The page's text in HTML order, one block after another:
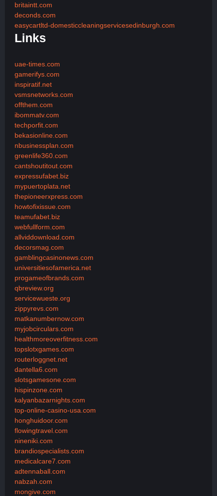
britaintt.com
deconds.com
easycartltd-domesticcleaningservicesedinburgh.com
Links
uae-times.com
gamerifys.com
inspiratif.net
vsmsnetworks.com
offthem.com
ibommatv.com
techporfit.com
bekasionline.com
nbusinessplan.com
greenlife360.com
cantshoutitout.com
expressufabet.biz
mypuertoplata.net
thepioneerxpress.com
howtofixissue.com
teamufabet.biz
webfullform.com
allviddownload.com
decorsmag.com
gamblingcasinonews.com
universitiesofamerica.net
progameofbrands.com
qbreview.org
servicewueste.org
zippyrevs.com
matkanumbernow.com
myjobcirculars.com
healthmoreoverfitness.com
topslotxgames.com
routerloggnet.net
dantella6.com
slotsgamesone.com
hispinzone.com
kalyanbazarnights.com
top-online-casino-usa.com
honghuidoor.com
flowingtravel.com
nineniki.com
brandiospecialists.com
medicalcare7.com
adtennaball.com
nabzah.com
mongive.com